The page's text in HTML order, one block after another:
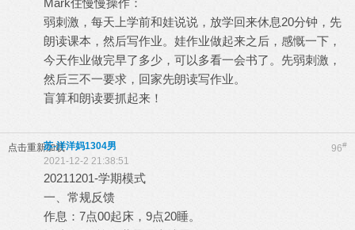
Mark住慢慢操作：
弱刺激，每天上学前和娃说说，放学回来休息20分钟，先
朗读课本，然后写作业。娃作业做起来之后，感慨一下，
今天作业做完早了多少，可以多看一会书了。先弱刺激，
然后三不一要求，回家先朗读写作业。
盲算和朗读要抓起来！
点击重新加载 96#
苏-洋洋妈1304男
2021-12-2 21:38:51
20211201-学期模式
一、常规反馈
作息：7点00起床，9点20睡。